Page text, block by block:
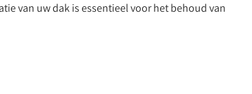
van uw dak is essentieel voor het behoud van